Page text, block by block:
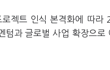
젝트 인식 본격화에 따라
과 글로벌 사업 확장으로